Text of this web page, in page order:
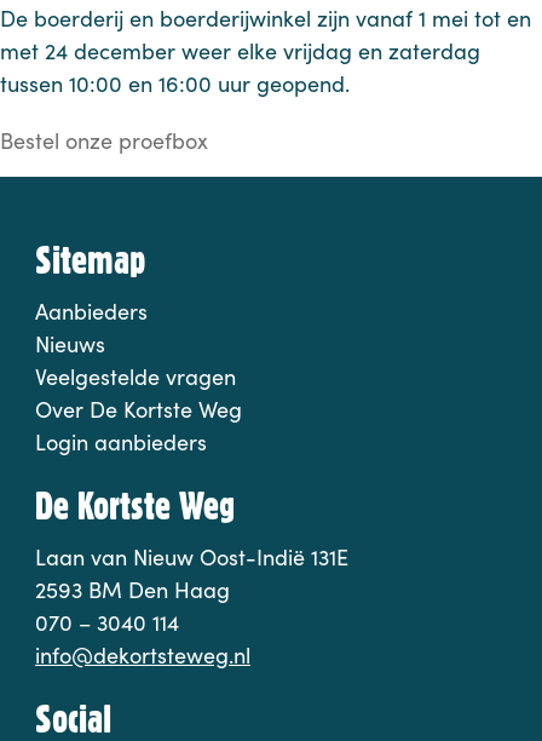
De boerderij en boerderijwinkel zijn vanaf 1 mei tot en
met 24 december weer elke vrijdag en zaterdag
tussen 10:00 en 16:00 uur geopend.
Bestel onze proefbox
Sitemap
Aanbieders
Nieuws
Veelgestelde vragen
Over De Kortste Weg
Login aanbieders
De Kortste Weg
Laan van Nieuw Oost-Indië 131E
2593 BM Den Haag
070 – 3040 114
info@dekortsteweg.nl
Social